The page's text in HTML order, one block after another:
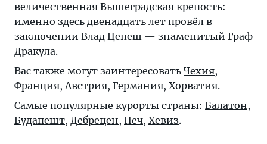
величественная Вышеградская крепость:
именно здесь двенадцать лет провёл в
заключении Влад Цепеш — знаменитый Граф
Дракула.
Вас также могут заинтересовать Чехия,
Франция,Австрия, Германия, Хорватия.
Самые популярные курорты страны: Балатон,
Будапешт, Дебрецен, Печ, Хевиз.